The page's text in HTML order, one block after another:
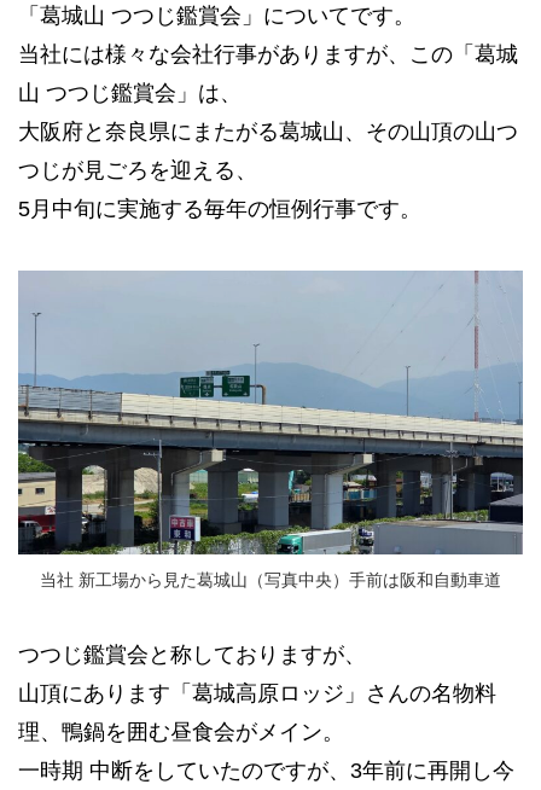
「葛城山 つつじ鑑賞会」についてです。
当社には様々な会社行事がありますが、この「葛城
山 つつじ鑑賞会」は、
大阪府と奈良県にまたがる葛城山、その山頂の山つ
つじが見ごろを迎える、
5月中旬に実施する毎年の恒例行事です。
当社 新工場から見た葛城山（写真中央）手前は阪和自動車道
つつじ鑑賞会と称しておりますが、
山頂にあります「葛城高原ロッジ」さんの名物料
理、鴨鍋を囲む昼食会がメイン。
一時期 中断をしていたのですが、3年前に再開し今